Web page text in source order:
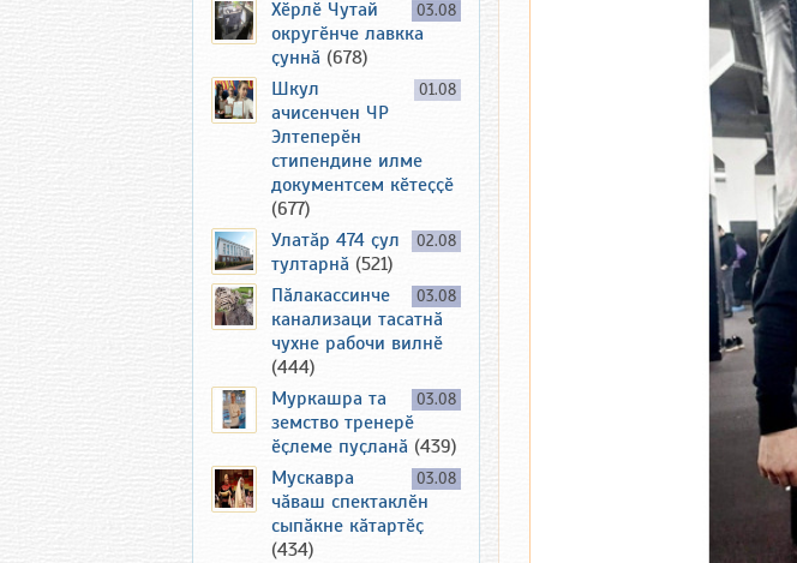
03.08
Хӗрлӗ Чутай
округӗнче лавкка
ҫуннӑ (678)
01.08
Шкул
ачисенчен ЧР
Элтеперӗн
стипендине илме
документсем кӗтеҫҫӗ
(677)
02.08
Улатӑр 474 ҫул
тултарнӑ (521)
03.08
Пӑлакассинче
канализаци тасатнӑ
чухне рабочи вилнӗ
(444)
03.08
Муркашра та
земство тренерӗ
ӗҫлеме пуҫланӑ (439)
03.08
Мускавра
чӑваш спектаклӗн
сыпӑкне кӑтартӗҫ
(434)